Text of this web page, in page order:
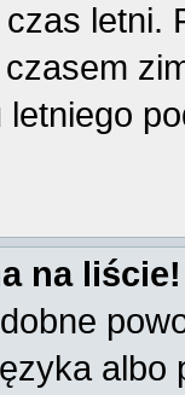
letni.
na liście!